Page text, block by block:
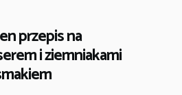
przepis na
i ziemniakami